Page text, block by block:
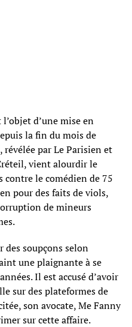
d’une mise en
la fin du mois de
par Le Parisien et
vient alourdir le
contre le comédien de 75
pour des faits de viols,
de mineurs
soupçons selon
une plaignante à se
Il est accusé d’avoir
sur des plateformes de
son avocate, Me Fanny
sur cette affaire.